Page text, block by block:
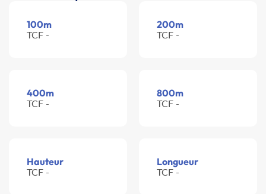
100m
TCF -
200m
TCF -
400m
TCF -
800m
TCF -
Hauteur
TCF -
Longueur
TCF -